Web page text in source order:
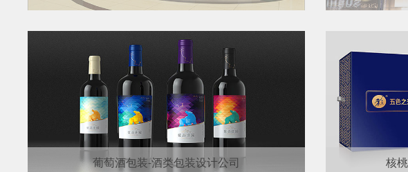
葡萄酒包装-酒类包装设计公司 核